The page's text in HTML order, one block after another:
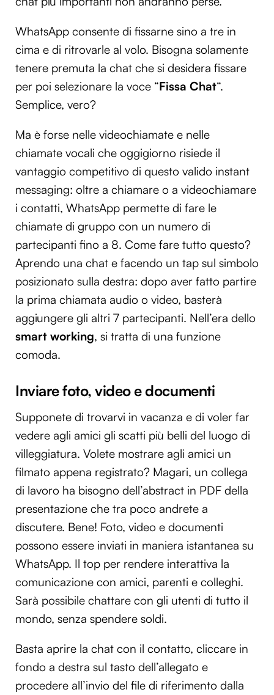
annunci, per fornire funzionalità dei social media e per
analizzare il nostro traffico. Condividiamo inoltre
informazioni sul modo in cui utilizzi il nostro sito con i
nostri partner che si occupano di analisi dei dati web,
pubblicità e social media, i quali potrebbero combinarle
con altre informazioni che hai fornito loro o che hanno
WhatsApp consente di fissarne sino a tre in
cima e di ritrovarle al volo. Bisogna solamente
tenere premuta la chat che si desidera fissare
per poi selezionare la voce “Fissa Chat“.
Semplice, vero?
Ma è forse nelle videochiamate e nelle
chiamate vocali che oggigiorno risiede il
vantaggio competitivo di questo valido instant
messaging: oltre a chiamare o a videochiamare
i contatti, WhatsApp permette di fare le
chiamate di gruppo con un numero di
partecipanti fino a 8. Come fare tutto questo?
Aprendo una chat e facendo un tap sul simbolo
posizionato sulla destra: dopo aver fatto partire
la prima chiamata audio o video, basterà
aggiungere gli altri 7 partecipanti. Nell’era dello
smart working, si tratta di una funzione
comoda.
Inviare foto, video e documenti
Supponete di trovarvi in vacanza e di voler far
vedere agli amici gli scatti più belli del luogo di
villeggiatura. Volete mostrare agli amici un
filmato appena registrato? Magari, un collega
di lavoro ha bisogno dell’abstract in PDF della
presentazione che tra poco andrete a
discutere. Bene! Foto, video e documenti
possono essere inviati in maniera istantanea su
WhatsApp. Il top per rendere interattiva la
comunicazione con amici, parenti e colleghi.
Sarà possibile chattare con gli utenti di tutto il
mondo, senza spendere soldi.
Basta aprire la chat con il contatto, cliccare in
fondo a destra sul tasto dell’allegato e
procedere all’invio del file di riferimento dalla